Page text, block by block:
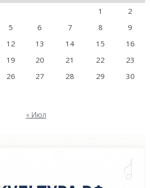
1
2
5 6 7 8
9
12 13 14 15
16
19 20 21 22
23
26 27 28 29
30
« Июл